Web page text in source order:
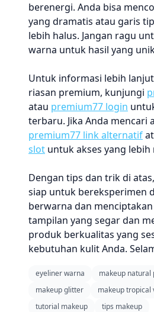
berenergi. Anda bisa
yang dramatis atau garis
lebih halus. Jangan ragu
warna untuk hasil yang
Untuk informasi lebih
riasan premium, kunjungi
atau premium77 login
terbaru. Jika Anda mencari
premium77 link alternatif
slot untuk akses yang lebih
Dengan tips dan trik di
siap untuk bereksperimen
berwarna dan
tampilan yang segar dan
produk berkualitas yang
kebutuhan kulit Anda.
eyeliner warna makeup natural
makeup glitter
makeup tropical
tutorial makeup
tips makeup